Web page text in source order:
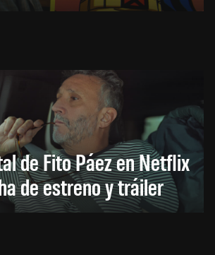
de Fito Páez en Netflix
de estreno y tráiler